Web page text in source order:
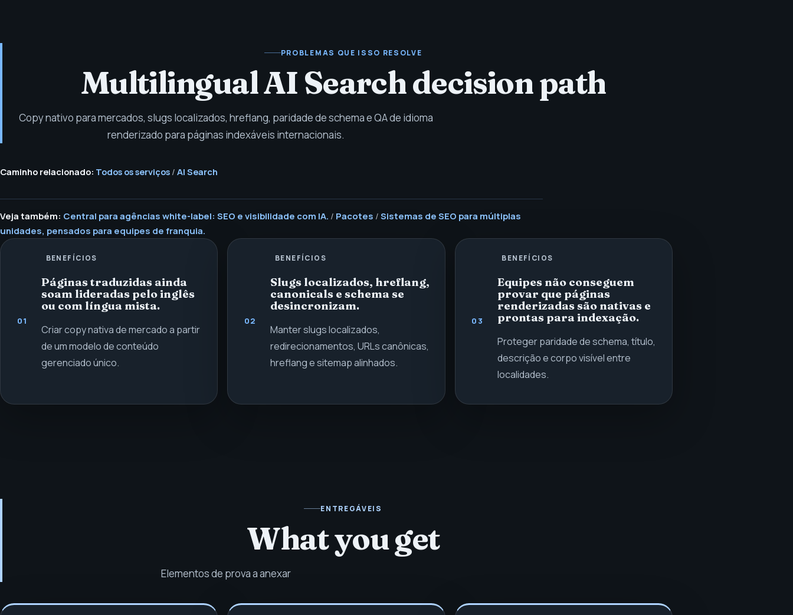
PROBLEMAS QUE ISSO RESOLVE
Multilingual AI Search decision path
Copy nativo para mercados, slugs localizados, hreflang, paridade de schema e QA de idioma
renderizado para páginas indexáveis internacionais.
Caminho relacionado: Todos os serviços / AI Search
Veja também: Central para agências white-label: SEO e visibilidade com IA. / Pacotes / Sistemas de SEO para múltiplas
unidades, pensados para equipes de franquia.
01
BENEFÍCIOS
Páginas traduzidas ainda
soam lideradas pelo inglês
ou com língua mista.
Criar copy nativa de mercado a partir
de um modelo de conteúdo
gerenciado único.
02
BENEFÍCIOS
Slugs localizados, hreflang,
canonicals e schema se
desincronizam.
Manter slugs localizados,
redirecionamentos, URLs canônicas,
hreflang e sitemap alinhados.
03
BENEFÍCIOS
Equipes não conseguem
provar que páginas
renderizadas são nativas e
prontas para indexação.
Proteger paridade de schema, título,
descrição e corpo visível entre
localidades.
ENTREGÁVEIS
What you get
Elementos de prova a anexar